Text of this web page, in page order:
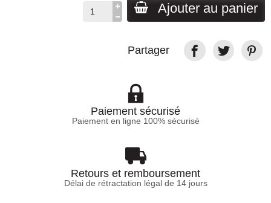
Ajouter au panier
Partager
Paiement sécurisé
Paiement en ligne 100% sécurisé
Retours et remboursement
Délai de rétractation légal de 14 jours